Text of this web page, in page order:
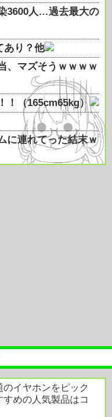
3600人…過去最大の
あり？他
、マズそうｗｗｗｗ
！（165cm65kg）
に連れてった結末ｗ
のイヤホンをピック
すめの人気製品はコ